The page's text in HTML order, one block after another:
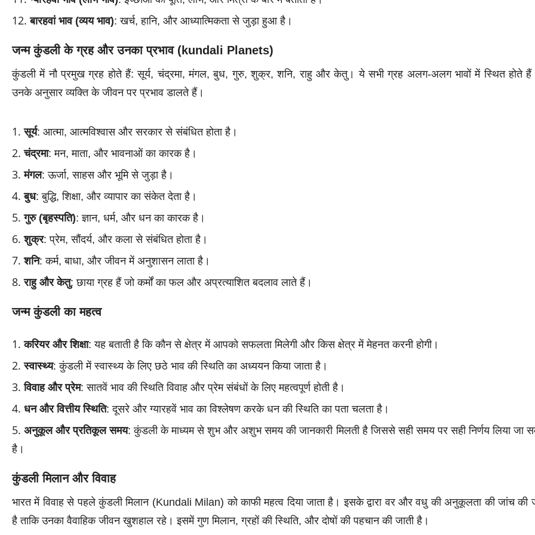
बारहवां भाव (व्यय भाव): खर्च, हानि, और आध्यात्मिकता से जुड़ा हुआ है।
जन्म कुंडली के ग्रह और उनका प्रभाव (kundali Planets)
कुंडली में नौ प्रमुख ग्रह होते हैं: सूर्य, चंद्रमा, मंगल, बुध, गुरु, शुक्र, शनि, राहु और केतु। ये सभी ग्रह अलग-अलग भावों में स्थित होते
उनके अनुसार व्यक्ति के जीवन पर प्रभाव डालते हैं।
सूर्य: आत्मा, आत्मविश्वास और सरकार से संबंधित होता है।
चंद्रमा: मन, माता, और भावनाओं का कारक है।
मंगल: ऊर्जा, साहस और भूमि से जुड़ा है।
बुध: बुद्धि, शिक्षा, और व्यापार का संकेत देता है।
गुरु (बृहस्पति): ज्ञान, धर्म, और धन का कारक है।
शुक्र: प्रेम, सौंदर्य, और कला से संबंधित होता है।
शनि: कर्म, बाधा, और जीवन में अनुशासन लाता है।
राहु और केतु: छाया ग्रह हैं जो कर्मों का फल और अप्रत्याशित बदलाव लाते हैं।
जन्म कुंडली का महत्व
करियर और शिक्षा: यह बताती है कि कौन से क्षेत्र में आपको सफलता मिलेगी और किस क्षेत्र में मेहनत करनी होगी।
स्वास्थ्य: कुंडली में स्वास्थ्य के लिए छठे भाव की स्थिति का अध्ययन किया जाता है।
विवाह और प्रेम: सातवें भाव की स्थिति विवाह और प्रेम संबंधों के लिए महत्वपूर्ण होती है।
धन और वित्तीय स्थिति: दूसरे और ग्यारहवें भाव का विश्लेषण करके धन की स्थिति का पता चलता है।
अनुकूल और प्रतिकूल समय: कुंडली के माध्यम से शुभ और अशुभ समय की जानकारी मिलती है जिससे सही समय पर सही निर्णय लिया जा
है।
कुंडली मिलान और विवाह
भारत में विवाह से पहले कुंडली मिलान (Kundali Milan) को काफी महत्व दिया जाता है। इसके द्वारा वर और वधु की अनुकूलता की जांच की
है ताकि उनका वैवाहिक जीवन खुशहाल रहे। इसमें गुण मिलान, ग्रहों की स्थिति, और दोषों की पहचान की जाती है।